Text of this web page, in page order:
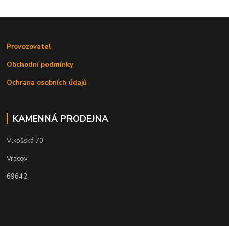
Provozovatel
Obchodní podmínky
Ochrana osobních údajů
KAMENNÁ PRODEJNA
Vlkošská 70
Vracov
69642